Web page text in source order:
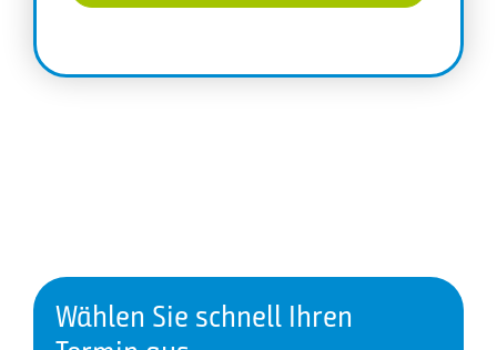
Wählen Sie schnell Ihren